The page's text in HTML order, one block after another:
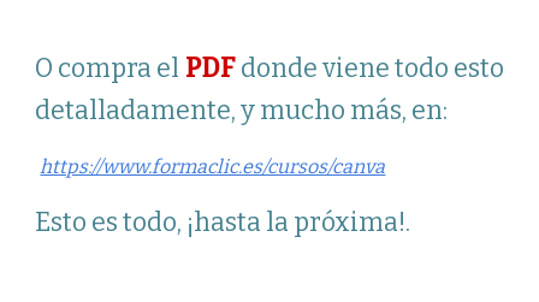
O compra el PDFdonde viene todo esto
detalladamente, y mucho más, en:
https://www.formaclic.es/cursos/canva
Esto es todo, ¡hasta la próxima!.